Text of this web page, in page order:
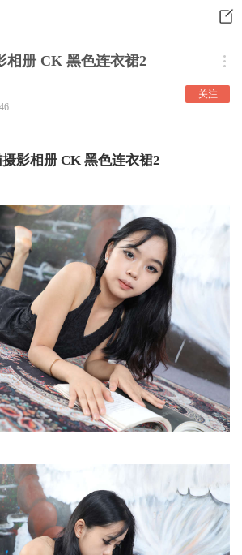
相册 CK 黑色连衣裙2
关注
影相册 CK 黑色连衣裙2